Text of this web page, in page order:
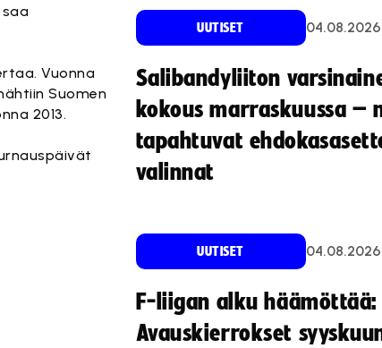
Vuonna
Suomen
2013.
UUTISET 04.08.2026
Salibandyliiton
kokous marraskuussa –
tapahtuvat
valinnat
UUTISET 04.08.2026
F-liigan alku häämöttää:
Avauskierrokset